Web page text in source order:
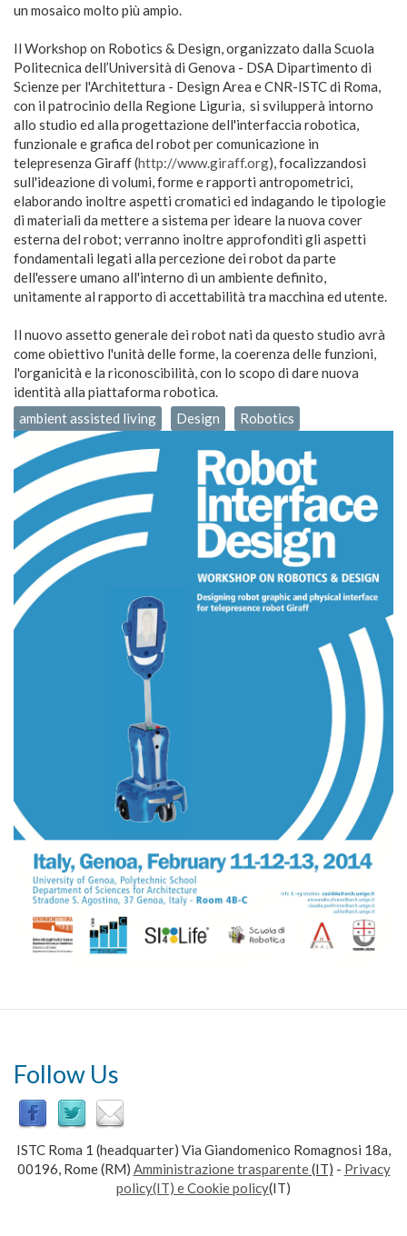
un mosaico molto più ampio.
Il Workshop on Robotics & Design, organizzato dalla Scuola
Politecnica dell’Università di Genova - DSA Dipartimento di
Scienze per l'Architettura - Design Area e CNR-ISTC di Roma,
con il patrocinio della Regione Liguria, si svilupperà intorno
allo studio ed alla progettazione dell'interfaccia robotica,
funzionale e grafica del robot per comunicazione in
telepresenza Giraff (http://www.giraff.org), focalizzandosi
sull'ideazione di volumi, forme e rapporti antropometrici,
elaborando inoltre aspetti cromatici ed indagando le tipologie
di materiali da mettere a sistema per ideare la nuova cover
esterna del robot; verranno inoltre approfonditi gli aspetti
fondamentali legati alla percezione dei robot da parte
dell'essere umano all'interno di un ambiente definito,
unitamente al rapporto di accettabilità tra macchina ed utente.
Il nuovo assetto generale dei robot nati da questo studio avrà
come obiettivo l'unità delle forme, la coerenza delle funzioni,
l'organicità e la riconoscibilità, con lo scopo di dare nuova
identità alla piattaforma robotica.
ambient assisted living
Design Robotics
Follow Us
ISTC Roma 1 (headquarter) Via Giandomenico Romagnosi 18a,
00196, Rome (RM) Amministrazione trasparente(IT) - Privacy
policy(IT) e Cookie policy(IT)